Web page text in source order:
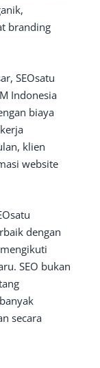
branding
SEOsatu
Indonesia
biaya
klien
website
dengan
SEO bukan
secara